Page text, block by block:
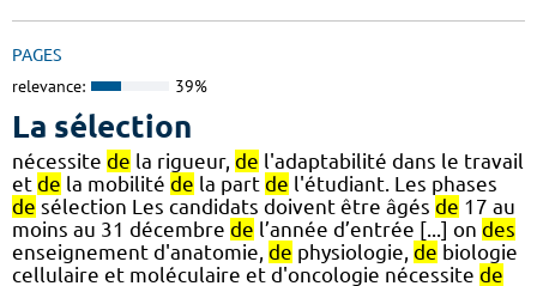
PAGES
relevance: 39%
La sélection
nécessite de la rigueur, de l'adaptabilité dans le travail
et de la mobilité de la part de l'étudiant. Les phases
de sélection Les candidats doivent être âgés de 17 au
moins au 31 décembre de l’année d’entrée [...] on des
enseignement d'anatomie, de physiologie, de biologie
cellulaire et moléculaire et d'oncologie nécessite de